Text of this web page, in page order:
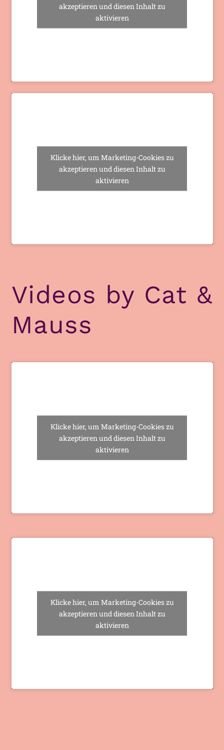
akzeptieren und diesen Inhalt zu
aktivieren
Klicke hier, um Marketing-Cookies zu
akzeptieren und diesen Inhalt zu
aktivieren
Videos by Cat &
Mauss
Klicke hier, um Marketing-Cookies zu
akzeptieren und diesen Inhalt zu
aktivieren
Klicke hier, um Marketing-Cookies zu
akzeptieren und diesen Inhalt zu
aktivieren